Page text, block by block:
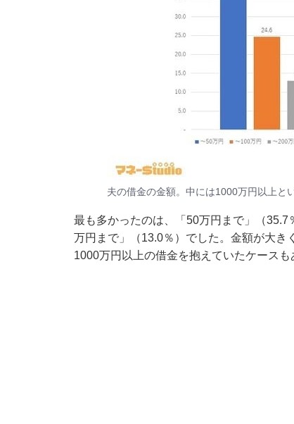
夫の借金の金額。中には1000万円以上と
最も多かったのは、「50万円まで」（
万円まで」（13.0％）でした。金額が大き
1000万円以上の借金を抱えていたケースも